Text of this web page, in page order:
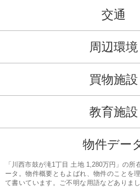
交通
周辺環境
買物施設
教育施設
物件デー
「川西市鼓が滝1丁目 土地 1,280万円」の
ータ。物件概要ともよばれ、物件のことを
て書いています。ご不明な用語などありま